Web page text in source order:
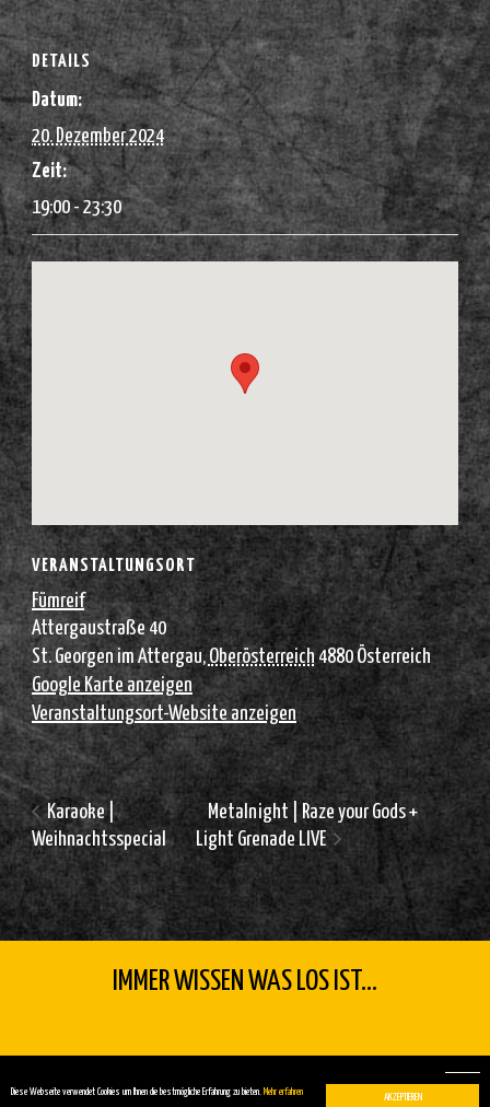
AKZEPTIEREN
Diese Webseite verwendet Cookies um Ihnen die bestmögliche Erfahrung zu bieten. Mehr erfahren
DETAILS
Datum:
20. Dezember 2024
Zeit:
19:00 - 23:30
VERANSTALTUNGSORT
Fümreif
Attergaustraße 40
St. Georgen im Attergau, Oberösterreich 4880 Österreich
Google Karte anzeigen
Veranstaltungsort-Website anzeigen
Karaoke |
Weihnachtsspecial
Metalnight | Raze your Gods +
Light Grenade LIVE
IMMER WISSEN WAS LOS IST...
Copyright 2026 by FÜMREIF |Impressum|Kontakt